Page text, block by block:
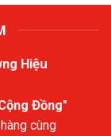
Hiệu
Đồng"
cùng